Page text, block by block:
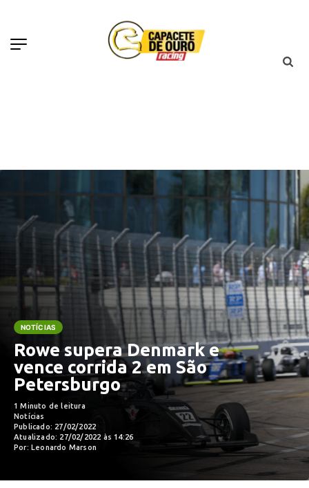
NOTÍCIAS
Rowe supera Denmark e
vence corrida 2 em São
Petersburgo
1 Minuto de leitura
Notícias
Publicado: 27/02/2022
Atualizado: 27/02/2022 às 14:26
Por: Leonardo Marson